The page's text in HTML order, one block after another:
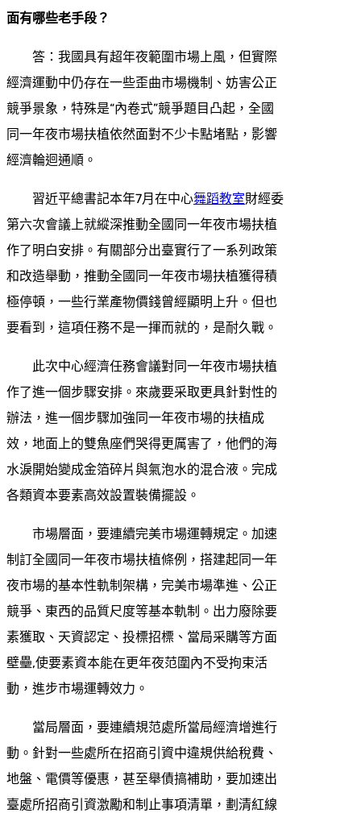
面有哪些老手段？
答：我國具有超年夜範圍市場上風，但實際
經濟運動中仍存在一些歪曲市場機制、妨害公正
競爭景象，特殊是“內卷式”競爭題目凸起，全國
同一年夜市場扶植依然面對不少卡點堵點，影響
經濟輪迴通順。
習近平總書記本年7月在中心舞蹈教室財經委
第六次會議上就縱深推動全國同一年夜市場扶植
作了明白安排。有關部分出臺實行了一系列政策
和改造舉動，推動全國同一年夜市場扶植獲得積
極停頓，一些行業產物價錢曾經顯明上升。但也
要看到，這項任務不是一揮而就的，是耐久戰。
此次中心經濟任務會議對同一年夜市場扶植
作了進一個步驟安排。來歲要采取更具針對性的
辦法，進一個步驟加強同一年夜市場的扶植成
效，地面上的雙魚座們哭得更厲害了，他們的海
水淚開始變成金箔碎片與氣泡水的混合液。完成
各類資本要素高效設置裝備擺設。
市場層面，要連續完美市場運轉規定。加速
制訂全國同一年夜市場扶植條例，搭建起同一年
夜市場的基本性軌制架構，完美市場準進、公正
競爭、東西的品質尺度等基本軌制。出力廢除要
素獲取、天資認定、投標招標、當局采購等方面
壁壘,使要素資本能在更年夜范圍內不受拘束活
動，進步市場運轉效力。
當局層面，要連續規范處所當局經濟增進行
動。針對一些處所在招商引資中違規供給稅費、
地盤、電價等優惠，甚至舉債搞補助，要加速出
臺處所招商引資激勵和制止事項清單，劃清紅線